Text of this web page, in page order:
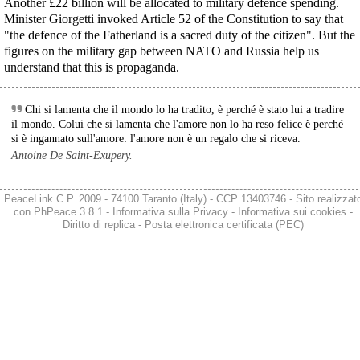
@maurobiani - 1/11/2025 15:26
#Sudan #Darfur #guerra #stragi # puliziaetnica
Cosa possiamo fare?
Oggi per @repubblica
Oggi in Spagna mobilitazione contro il riarmo e il militarismoSi è svolta
oggi, 14 giugno 2026, a Madrid la manifestazione indetta dall'Assemblea
Internazionalista di Madrid con il titolo "Contro il riarmo e la guerra
imperialista". I partecipanti si sono radunati in Plaza de Atoc
[news] La strage di Bologna, i suoi mandati e la cerniera con la NATO
A quarantasei anni dalla strage che il 2 agosto 1980 insanguinò la stazione
Bologna: una scomoda verità", che ripercorre gli
Another £22 billion will be allocated to military defence spending.
Minister Giorgetti invoked Article 52 of the Constitution to say that
"the defence of the Fatherland is a sacred duty of the citizen". But the
figures on the military gap between NATO and Russia help us
understand that this is propaganda.
Chi si lamenta che il mondo lo ha tradito, è perché è stato lui a tradire
il mondo. Colui che si lamenta che l'amore non lo ha reso felice è perché
si è ingannato sull'amore: l'amore non è un regalo che si riceva.
Antoine De Saint-Exupery.
PeaceLink C.P. 2009 - 74100 Taranto (Italy) - CCP 13403746 - Sito
con PhPeace 3.8.1 - Informativa sulla Privacy- Informativa sui cookies -
Diritto di replica- Posta elettronica certificata (PEC)